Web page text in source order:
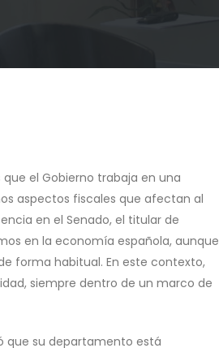
el Gobierno trabaja en una
aspectos fiscales que afectan al
en el Senado, el titular de
en la economía española, aunque
forma habitual. En este contexto,
siempre dentro de un marco de
que su departamento está